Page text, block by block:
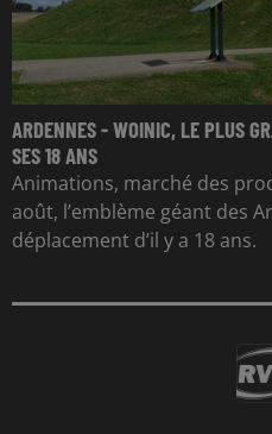
ARDENNES - WOINIC, LE PLUS
SES 18 ANS
Animations, marché des
août, l’emblème géant des
déplacement d’il y a 18 ans.